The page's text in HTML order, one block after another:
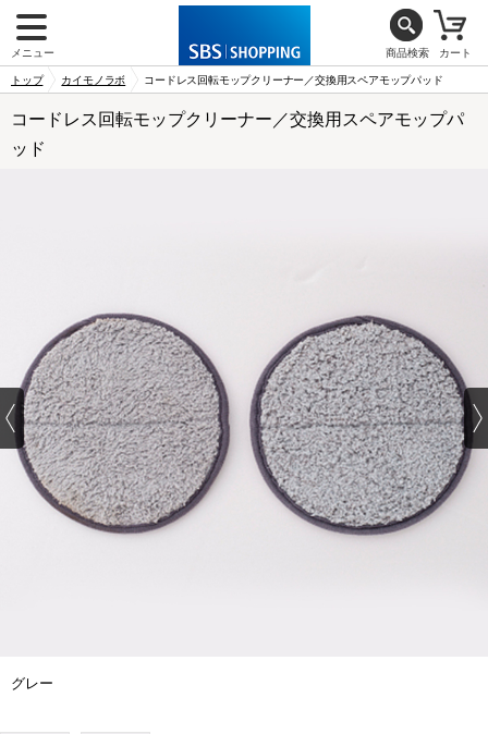
メニュー 商品検索 カート
トップ カイモノラボ コードレス回転モップクリーナー／交換用スペアモップパッド
コードレス回転モップクリーナー／交換用スペアモップパ
ッド
グレー